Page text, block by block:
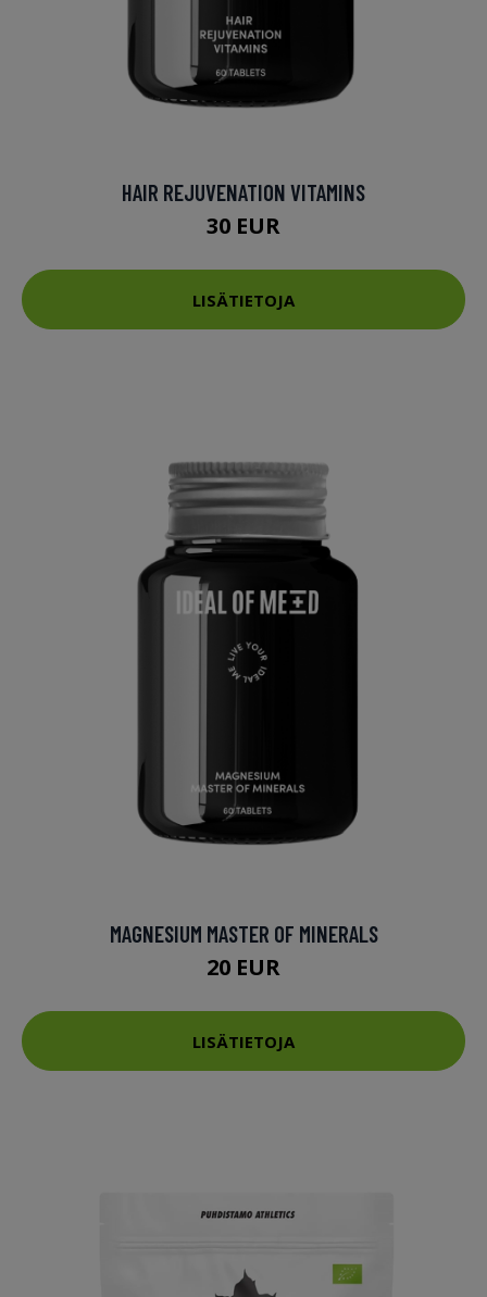
HAIR REJUVENATION VITAMINS
30 EUR
LISÄTIETOJA
MAGNESIUM MASTER OF MINERALS
20 EUR
LISÄTIETOJA